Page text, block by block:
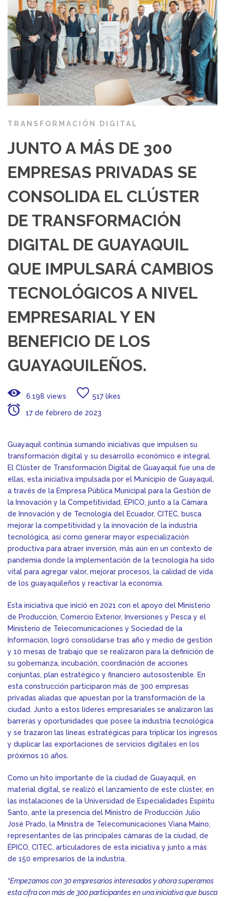
TRANSFORMACIÓN DIGITAL
JUNTO A MÁS DE 300
EMPRESAS PRIVADAS SE
CONSOLIDA EL CLÚSTER
DE TRANSFORMACIÓN
DIGITAL DE GUAYAQUIL
QUE IMPULSARÁ CAMBIOS
TECNOLÓGICOS A NIVEL
EMPRESARIAL Y EN
BENEFICIO DE LOS
GUAYAQUILEÑOS.
6.198 views 517 likes
17 de febrero de 2023
Guayaquil continúa sumando iniciativas que impulsen su
transformación digital y su desarrollo económico e integral.
El Clúster de Transformación Digital de Guayaquil fue una de
ellas, esta iniciativa impulsada por el Municipio de Guayaquil,
a través de la Empresa Pública Municipal para la Gestión de
la Innovación y la Competitividad, ÉPICO, junto a la Cámara
de Innovación y de Tecnología del Ecuador, CITEC, busca
mejorar la competitividad y la innovación de la industria
tecnológica, así como generar mayor especialización
productiva para atraer inversión, más aún en un contexto de
pandemia donde la implementación de la tecnología ha sido
vital para agregar valor, mejorar procesos, la calidad de vida
de los guayaquileños y reactivar la economía.
Esta iniciativa que inició en 2021 con el apoyo del Ministerio
de Producción, Comercio Exterior, Inversiones y Pesca y el
Ministerio de Telecomunicaciones y Sociedad de la
Información, logró consolidarse tras año y medio de gestión
y 10 mesas de trabajo que se realizaron para la definición de
su gobernanza, incubación, coordinación de acciones
conjuntas, plan estratégico y financiero autosostenible. En
esta construcción participaron más de 300 empresas
privadas aliadas que apuestan por la transformación de la
ciudad. Junto a estos líderes empresariales se analizaron las
barreras y oportunidades que posee la industria tecnológica
y se trazaron las líneas estratégicas para triplicar los ingresos
y duplicar las exportaciones de servicios digitales en los
próximos 10 años.
Como un hito importante de la ciudad de Guayaquil, en
material digital, se realizó el lanzamiento de este clúster, en
las instalaciones de la Universidad de Especialidades Espíritu
Santo, ante la presencia del Ministro de Producción Julio
José Prado, la Ministra de Telecomunicaciones Viana Maino,
representantes de las principales cámaras de la ciudad, de
ÉPICO, CITEC, articuladores de esta iniciativa y junto a más
de 150 empresarios de la industria.
“Empezamos con 30 empresarios interesados y ahora superamos
esta cifra con más de 300 participantes en una iniciativa que busca